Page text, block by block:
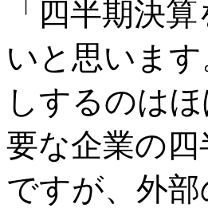
「四半期決
いと思いま
しするのは
要な企業の
ですが、外